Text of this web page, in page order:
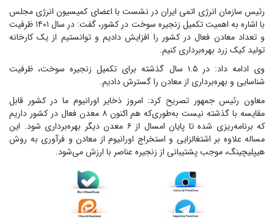
رئیس سازمان انرژی اتمی ایران در نشست با اعضای کمیسیون انرژی مجلس
با اشاره به اهمیت تکمیل زنجیره سوخت در کشور، گفت: در سال ۱۴۰۱ ظرفیت
و تعداد معادن فعال در کشور را افزایش دادیم و توانستیم از یک کارخانه
تولید کیک زرد بهره‌برداری کنیم.
وی ادامه داد: در ۱.۵ سال گذشته برای تکمیل زنجیره سوخت، ظرفیت
شناسایی و بهره‌برداری از معادن را گسترش دادیم.
معاون رئیس جمهور تصریح کرد: امروز ذخایر اورانیوم ما در کشور قابل
مقایسه با گذشته نیست به‌طوری‌که هم اکنون ۸ معدن فعال در کشور داریم
که برنامه‌ریزی شده تا پایان امسال از ۶ معدن دیگر بهره‌برداری شود. این
مساله علاوه بر اشتغالزایی و استخراج اورانیوم از معادن و فرآوری به روش
هیپلیچینگ، موجب پشتیبانی از زنجیره عناصر با ارزش می‌شود.